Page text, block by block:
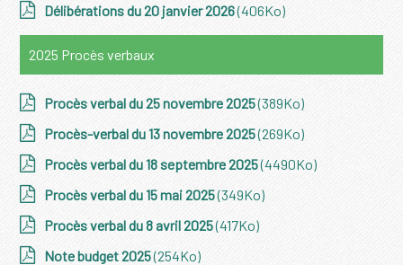
Délibérations du 20 janvier 2026(406Ko)
2025 Procès verbaux
Procès verbal du 25 novembre 2025(389Ko)
Procès-verbal du 13 novembre 2025(269Ko)
Procès verbal du 18 septembre 2025(4490Ko)
Procès verbal du 15 mai 2025(349Ko)
Procès verbal du 8 avril 2025(417Ko)
Note budget 2025(254Ko)